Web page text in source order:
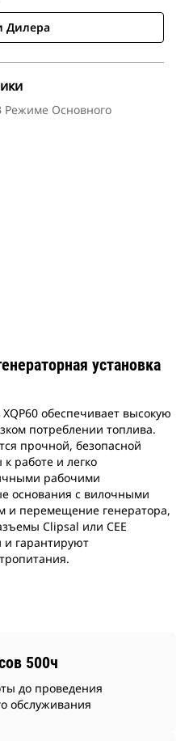
Дилера
Основного
установка
обеспечивает высокую
потреблении топлива.
прочной, безопасной
к работе и легко
рабочими
основания с вилочными
перемещение генератора,
Clipsal или CEE
и гарантируют
500ч
до проведения
обслуживания